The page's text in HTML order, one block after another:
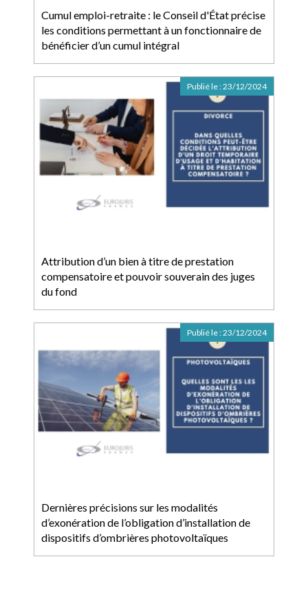
Cumul emploi-retraite : le Conseil d'État précise
les conditions permettant à un fonctionnaire de
bénéficier d’un cumul intégral
Attribution d’un bien à titre de prestation
compensatoire et pouvoir souverain des juges
du fond
Publié le :23/12/2024
Dernières précisions sur les modalités
d’exonération de l’obligation d’installation de
dispositifs d’ombrières photovoltaïques
Publié le :23/12/2024